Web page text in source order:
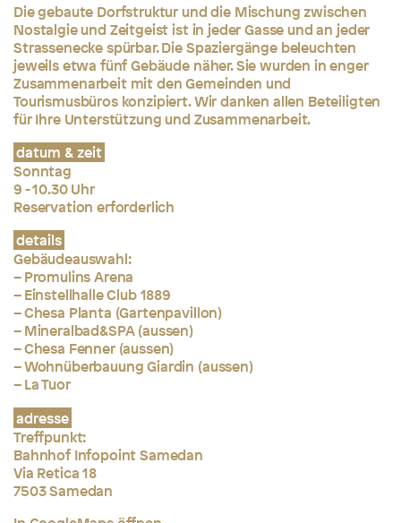
Die gebaute Dorfstruktur und die Mischung zwischen
Nostalgie und Zeitgeist ist in jeder Gasse und an jeder
Strassenecke spürbar. Die Spaziergänge beleuchten
jeweils etwa fünf Gebäude näher. Sie wurden in enger
Zusammenarbeit mit den Gemeinden und
Tourismusbüros konzipiert. Wir danken allen Beteiligten
für Ihre Unterstützung und Zusammenarbeit.
datum & zeit
Sonntag
9 - 10.30 Uhr
Reservation erforderlich
details
Gebäudeauswahl:
– Promulins Arena
– Einstellhalle Club 1889
– Chesa Planta (Gartenpavillon)
– Mineralbad&SPA (aussen)
– Chesa Fenner (aussen)
– Wohnüberbauung Giardin (aussen)
– La Tuor
adresse
Treffpunkt:
Bahnhof Infopoint Samedan
Via Retica 18
7503 Samedan